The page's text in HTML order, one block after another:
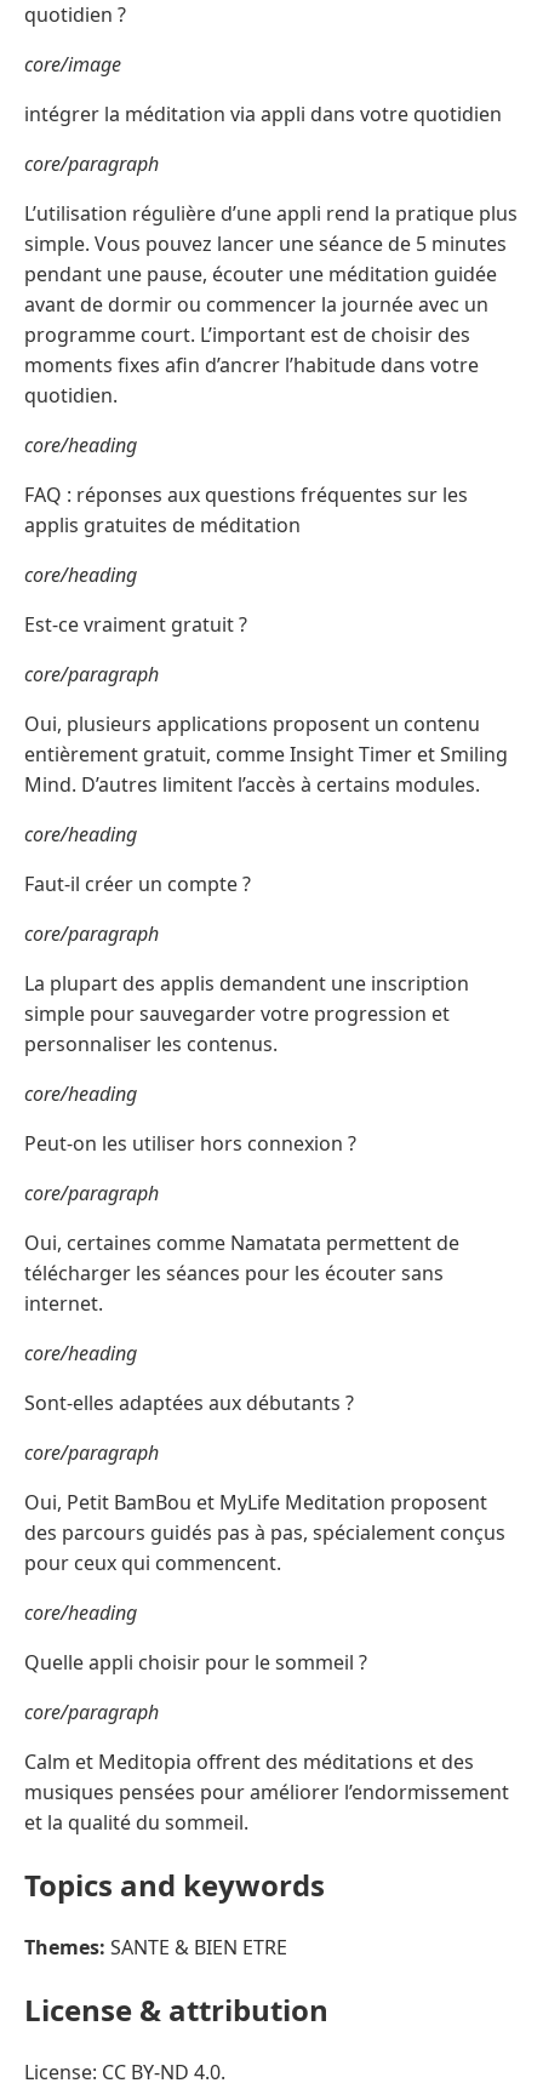
quotidien ?
core/image
intégrer la méditation via appli dans votre quotidien
core/paragraph
L’utilisation régulière d’une appli rend la pratique plus
simple. Vous pouvez lancer une séance de 5 minutes
pendant une pause, écouter une méditation guidée
avant de dormir ou commencer la journée avec un
programme court. L’important est de choisir des
moments fixes afin d’ancrer l’habitude dans votre
quotidien.
core/heading
FAQ : réponses aux questions fréquentes sur les
applis gratuites de méditation
core/heading
Est-ce vraiment gratuit ?
core/paragraph
Oui, plusieurs applications proposent un contenu
entièrement gratuit, comme Insight Timer et Smiling
Mind. D’autres limitent l’accès à certains modules.
core/heading
Faut-il créer un compte ?
core/paragraph
La plupart des applis demandent une inscription
simple pour sauvegarder votre progression et
personnaliser les contenus.
core/heading
Peut-on les utiliser hors connexion ?
core/paragraph
Oui, certaines comme Namatata permettent de
télécharger les séances pour les écouter sans
internet.
core/heading
Sont-elles adaptées aux débutants ?
core/paragraph
Oui, Petit BamBou et MyLife Meditation proposent
des parcours guidés pas à pas, spécialement conçus
pour ceux qui commencent.
core/heading
Quelle appli choisir pour le sommeil ?
core/paragraph
Calm et Meditopia offrent des méditations et des
musiques pensées pour améliorer l’endormissement
et la qualité du sommeil.
Topics and keywords
Themes: SANTE & BIEN ETRE
License & attribution
License: CC BY-ND 4.0.